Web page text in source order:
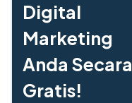
Digital
Marketing
Anda Secara
Gratis!